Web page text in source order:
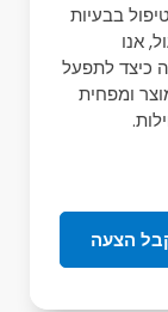
בבעיות
לתפעל
ומפחית
הצעה